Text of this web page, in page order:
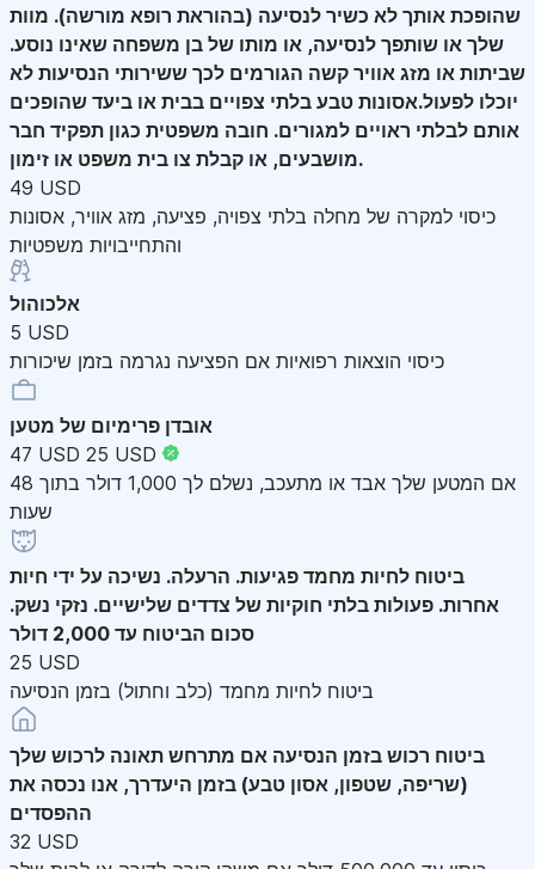
שהופכת אותך לא כשיר לנסיעה (בהוראת רופא מורשה). מוות
שלך או שותפך לנסיעה, או מותו של בן משפחה שאינו נוסע.
שביתות או מזג אוויר קשה הגורמים לכך ששירותי הנסיעות לא
יוכלו לפעול.אסונות טבע בלתי צפויים בבית או ביעד שהופכים
אותם לבלתי ראויים למגורים. חובה משפטית כגון תפקיד חבר
מושבעים, או קבלת צו בית משפט או זימון.
49 USD
כיסוי למקרה של מחלה בלתי צפויה, פציעה, מזג אוויר, אסונות
והתחייבויות משפטיות
אלכוהול
5 USD
כיסוי הוצאות רפואיות אם הפציעה נגרמה בזמן שיכורות
אובדן פרימיום של מטען
47 USD 25 USD
אם המטען שלך אבד או מתעכב, נשלם לך 1,000 דולר בתוך 48
שעות
ביטוח לחיות מחמד פגיעות. הרעלה. נשיכה על ידי חיות
אחרות. פעולות בלתי חוקיות של צדדים שלישיים. נזקי נשק.
סכום הביטוח עד 2,000 דולר
25 USD
ביטוח לחיות מחמד (כלב וחתול) בזמן הנסיעה
ביטוח רכוש בזמן הנסיעה אם מתרחש תאונה לרכוש שלך
(שריפה, שטפון, אסון טבע) בזמן היעדרך, אנו נכסה את
ההפסדים
32 USD